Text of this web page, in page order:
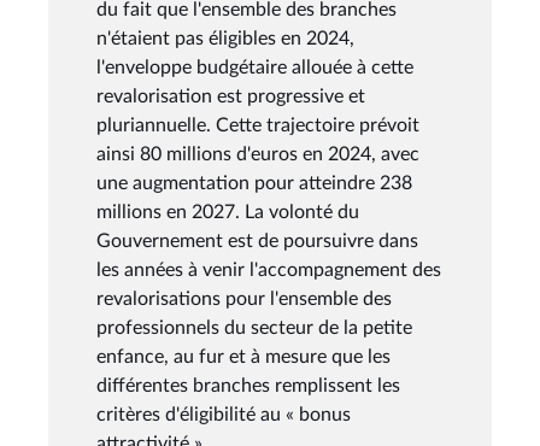
du fait que l'ensemble des branches
n'étaient pas éligibles en 2024,
l'enveloppe budgétaire allouée à cette
revalorisation est progressive et
pluriannuelle. Cette trajectoire prévoit
ainsi 80 millions d'euros en 2024, avec
une augmentation pour atteindre 238
millions en 2027. La volonté du
Gouvernement est de poursuivre dans
les années à venir l'accompagnement des
revalorisations pour l'ensemble des
professionnels du secteur de la petite
enfance, au fur et à mesure que les
différentes branches remplissent les
critères d'éligibilité au « bonus